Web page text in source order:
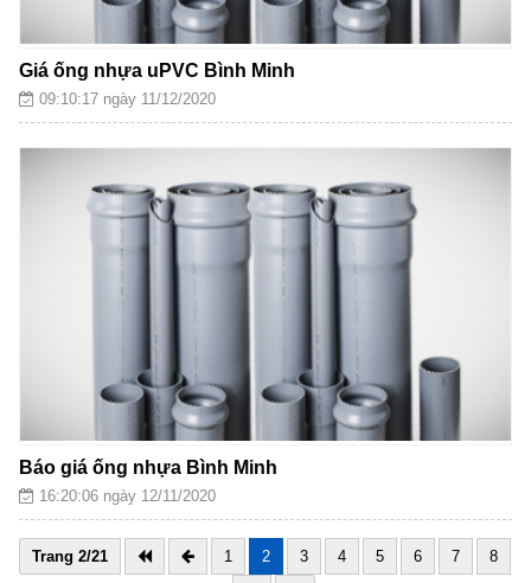
Giá ống nhựa uPVC Bình Minh
09:10:17 ngày 11/12/2020
Báo giá ống nhựa Bình Minh
16:20:06 ngày 12/11/2020
Trang 2/21 1 2 3 4 5 6 7 8